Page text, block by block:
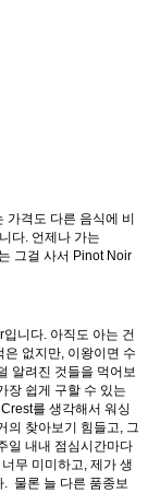
격도 다른 음식에 비
다. 언제나 가는
그걸 사서 Pinot Noir
니다. 아직도 아는 건
없지만, 이왕이면 수
알려진 것들을 먹어보
장 쉽게 구할 수 있는
를 생각해서 워싱
의 찾아보기 힘들고, 그
일 내내 점심시간마다
무 미미하고, 제가 생
. 물론 늘 다른 품종보